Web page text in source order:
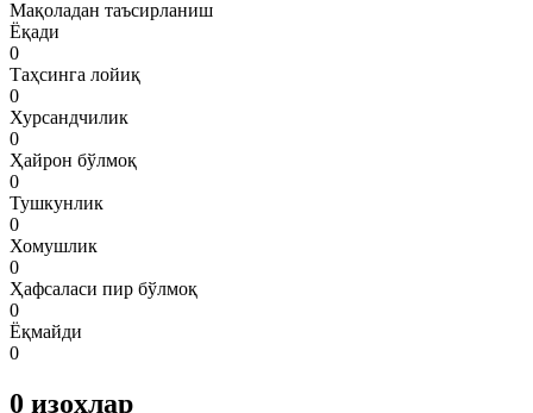
Мақоладан таъсирланиш
Ёқади
0
Таҳсинга лойиқ
0
Хурсандчилик
0
Ҳайрон бўлмоқ
0
Тушкунлик
0
Хомушлик
0
Ҳафсаласи пир бўлмоқ
0
Ёқмайди
0
0 изоҳлар